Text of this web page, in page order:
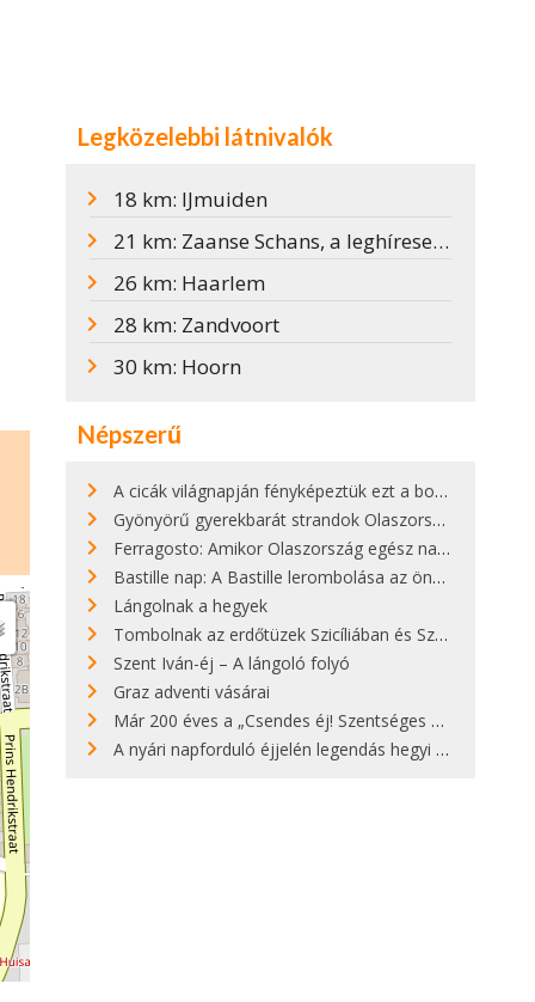
Legközelebbi látnivalók
18 km: IJmuiden
21 km: Zaanse Schans, a leghíresebb holland szélmalmok
26 km: Haarlem
28 km: Zandvoort
30 km: Hoorn
Népszerű
A cicák világnapján fényképeztük ezt a bokor alatt hűsölő cicát Kisorosziban
Gyönyörű gyerekbarát strandok Olaszországban - megmutatjuk a 15 legjobbat
Ferragosto: Amikor Olaszország egész nap nyaral
Bastille nap: A Bastille lerombolása az önkényuralom végét jelentette
Lángolnak a hegyek
Tombolnak az erdőtüzek Szicíliában és Szardínián
Szent Iván-éj – A lángoló folyó
Graz adventi vásárai
Már 200 éves a „Csendes éj! Szentséges éj!”
A nyári napforduló éjjelén legendás hegyi tüzek világítják meg Zugspitzét